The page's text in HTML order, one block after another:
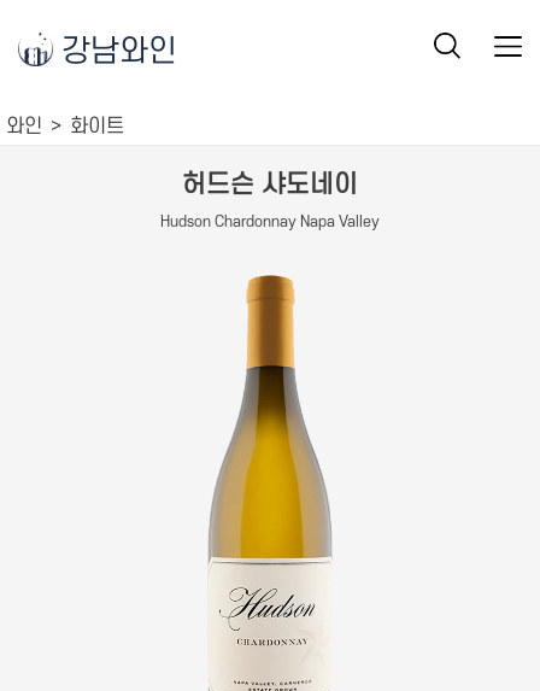
강남와인
와인 화이트
허드슨 샤도네이
Hudson Chardonnay Napa Valley